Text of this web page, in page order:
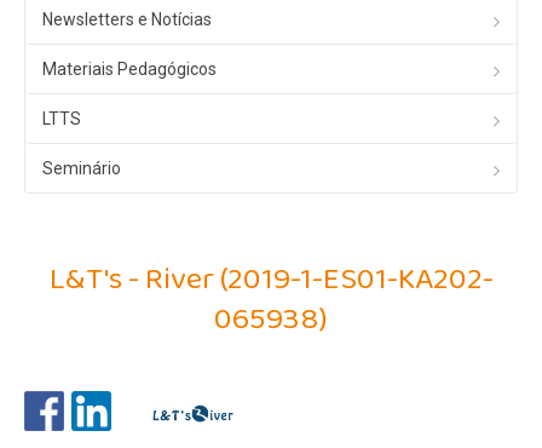
Técnico/a de Turismo 2026/2029
CEF - Operador de Distribuição 2026/2028
EPA / EPCG
Origem da Escola
Documentação
Entidade Proprietária da Escola
Newsletters e Notícias
Materiais Pedagógicos
LTTS
Seminário
L&T's - River (2019-1-ES01-KA202-
065938)